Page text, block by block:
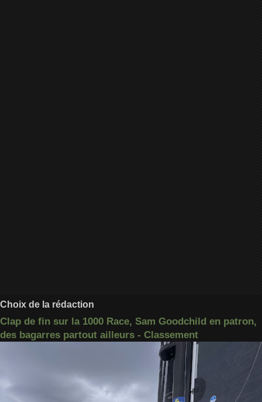
Choix de la rédaction
Clap de fin sur la 1000 Race, Sam Goodchild en patron,
des bagarres partout ailleurs - Classement